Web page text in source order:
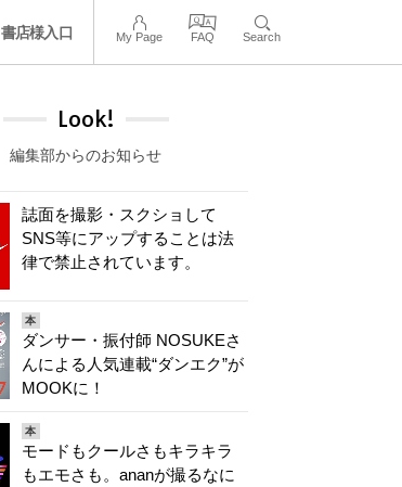
書店様入口 My Page FAQ Search
Look!
編集部からのお知らせ
誌面を撮影・スクショして
SNS等にアップすることは法
律で禁止されています。
本
ダンサー・振付師 NOSUKEさ
んによる人気連載“ダンエク”が
MOOKに！
本
モードもクールさもキラキラ
もエモさも。ananが撮るなに